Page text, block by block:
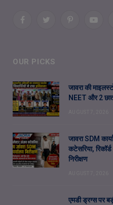
FacebookTwitterPinterest
OUR PICKS
जावरा की
NEET और 2
जावरा SDM
कटेसरिया,
निरीक्षण
एमडी ड्रग्स पर